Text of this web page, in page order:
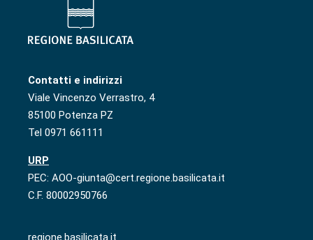
Contatti e indirizzi
Viale Vincenzo Verrastro, 4
85100 Potenza PZ
Tel 0971 661111
URP
PEC: AOO-giunta@cert.regione.basilicata.it
C.F. 80002950766
regione.basilicata.it